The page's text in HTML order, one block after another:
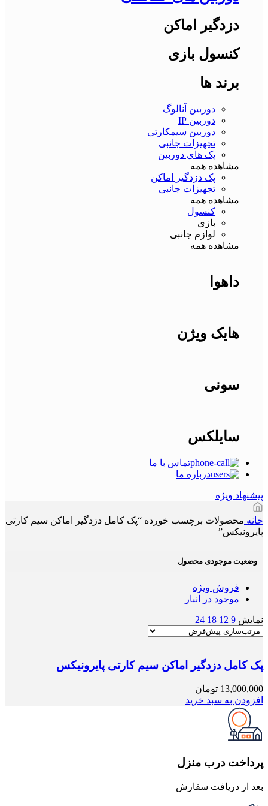
دزدگیر اماکن
کنسول بازی
برند ها
دوربین آنالوگ
دوربین IP
دوربین سیمکارتی
تجهیزات جانبی
پک های دوربین
مشاهده همه
پک دزدگیر اماکن
تجهیزات جانبی
مشاهده همه
کنسول
بازی
لوازم جانبی
مشاهده همه
داهوا
هایک ویژن
سونی
سایلکس
تماس با ما
درباره ما
پیشنهاد ویژه
خانه محصولات برچسب خورده “پک کامل دزدگیر اماکن سیم کارتی
پایرونیکس”
وضعیت موجودی محصول
فروش ویژه
موجود در انبار
نمایش 9
12
18
24
پک کامل دزدگیر اماکن سیم کارتی پایرونیکس
13,000,000 تومان
افزودن به سبد خرید
پرداخت درب منزل
بعد از دریافت سفارش